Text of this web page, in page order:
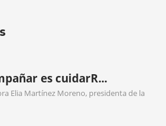
es cuidarR...
Elia Martínez Moreno, presidenta de la